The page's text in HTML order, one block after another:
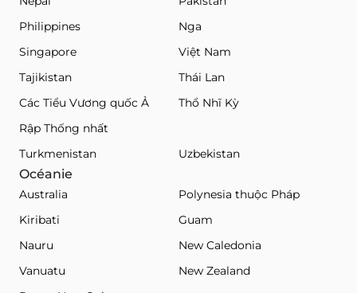
Philippines
Nga
Singapore
Việt Nam
Tajikistan
Thái Lan
Các Tiểu Vương quốc Ả
Rập Thống nhất
Thổ Nhĩ Kỳ
Turkmenistan Uzbekistan
Océanie
Australia
Polynesia thuộc Pháp
Kiribati
Guam
Nauru
New Caledonia
Vanuatu
New Zealand